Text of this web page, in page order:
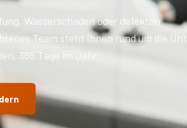
Wasserschaden oder defekten
Team steht Ihnen rund um die Uhr
365 Tage im Jahr.